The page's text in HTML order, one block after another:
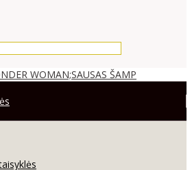
WOMAN;SAUSAS ŠAMP